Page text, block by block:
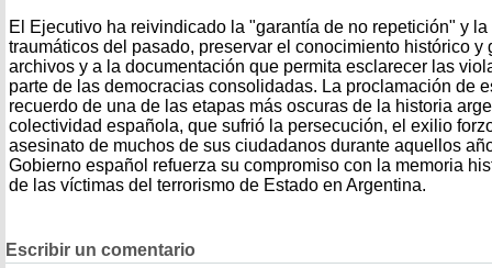
El Ejecutivo ha reivindicado la "garantía de no repetición" y
traumáticos del pasado, preservar el conocimiento histórico y
archivos y a la documentación que permita esclarecer las
parte de las democracias consolidadas. La proclamación de
recuerdo de una de las etapas más oscuras de la historia
colectividad española, que sufrió la persecución, el exilio
asesinato de muchos de sus ciudadanos durante aquellos
Gobierno español refuerza su compromiso con la memoria
de las víctimas del terrorismo de Estado en Argentina.
Escribir un comentario